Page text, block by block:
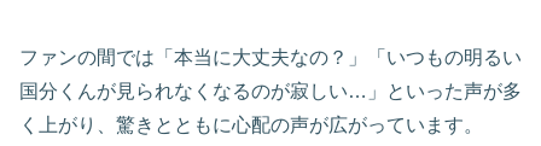
ファンの間では「本当に大丈夫なの？」「いつもの明るい
国分くんが見られなくなるのが寂しい…」といった声が多
く上がり、驚きとともに心配の声が広がっています。